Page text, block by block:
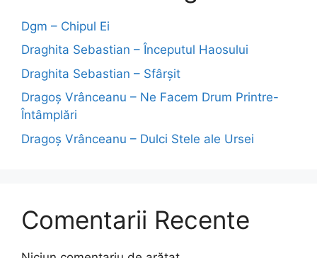
Dgm – Chipul Ei
Draghita Sebastian – Începutul Haosului
Draghita Sebastian – Sfârșit
Dragoş Vrânceanu – Ne Facem Drum Printre-
Întâmplări
Dragoş Vrânceanu – Dulci Stele ale Ursei
Comentarii Recente